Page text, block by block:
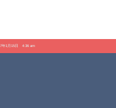
年1月15日 4:36 am